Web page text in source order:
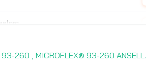
260 , MICROFLEX® 93-260 ANSELL.